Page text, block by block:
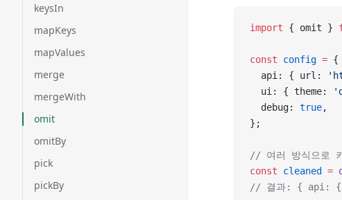
keysIn
mapKeys
mapValues
merge
mergeWith
omit
omitBy
pick
pickBy
import { omit }
const config = {
  api: { url:
  ui: { theme:
  debug:
true,
};
// 여러 방식으로
const cleaned =
// 결과: { api: {